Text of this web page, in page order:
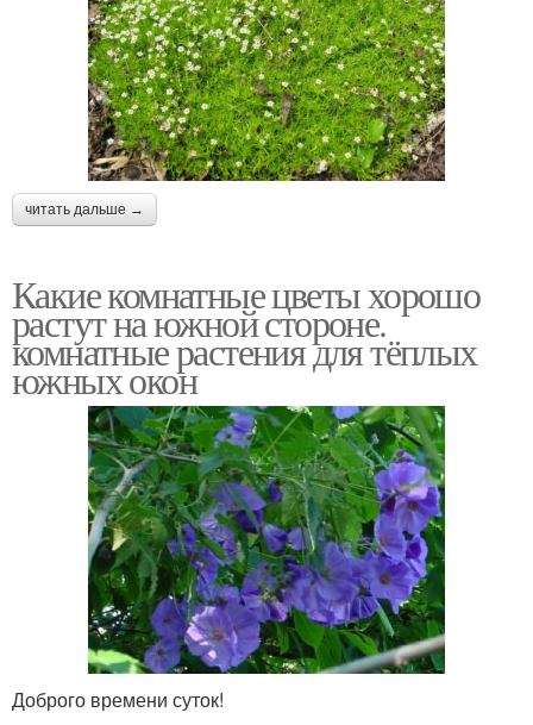
читать дальше →
Какие комнатные цветы хорошо
растут на южной стороне.
комнатные растения для тёплых
южных окон
Доброго времени суток!